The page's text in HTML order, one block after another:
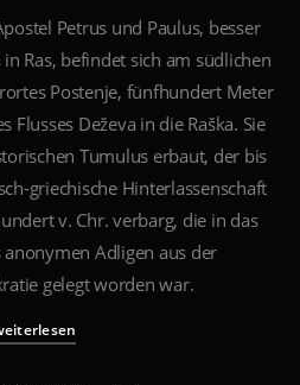
Petrus und Paulus, besser
Ras, befindet sich am südlichen
Postenje, fünfhundert Meter
Deževa in die Raška. Sie
Tumulus erbaut, der bis
griechische Hinterlassenschaft
v. Chr. verbarg, die in das
Adligen aus der
gelegt worden war.